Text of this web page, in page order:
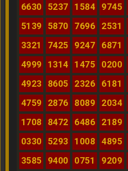
6630
5237 1584 9745
5139
5870 7696 2531
3321
7425 9247 6871
4999
1314 1475 0200
4923
8605 2326 6181
4759
2876 8089 2034
1708
8472 6486 2189
0330
5293 1008 4895
3585
9400 0751 9209